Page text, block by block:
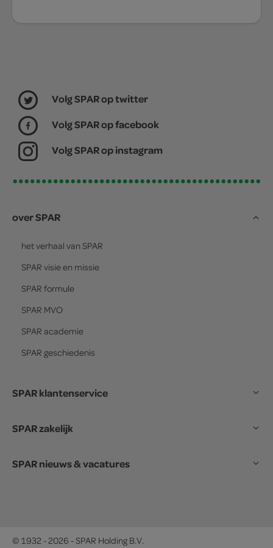
Volg SPAR op twitter
Volg SPAR op facebook
Volg SPAR op instagram
over SPAR
het verhaal van SPAR
SPAR visie en missie
SPAR formule
SPAR MVO
SPAR academie
SPAR geschiedenis
SPAR klantenservice
SPAR zakelijk
SPAR nieuws & vacatures
© 1932 - 2026 - SPAR Holding B.V.